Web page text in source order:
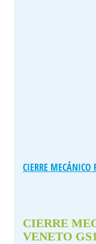
CIERRE
CIERRE
VENETO